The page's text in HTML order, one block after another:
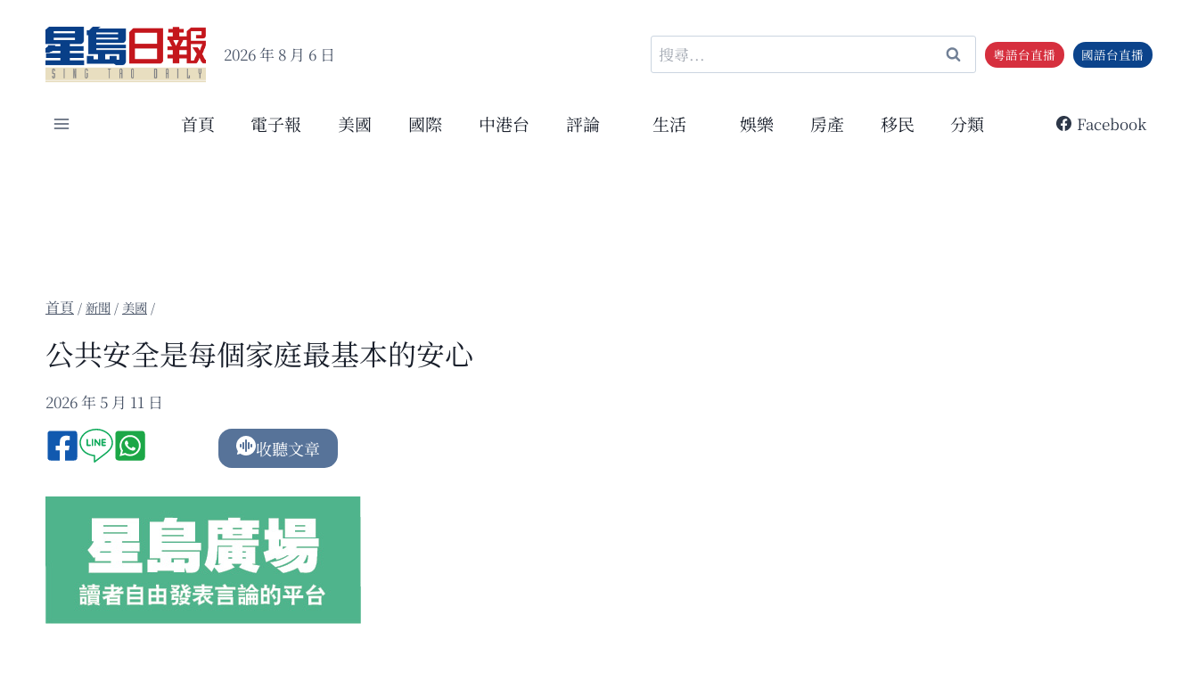
content
2026 年 8 月 6 日
搜
尋
鍵
粵語台直播 國語台直播
首頁 電子報 美國 國際 中港台 評論 生活 娛樂 房產 移民 分類 Facebook
/新聞 / 美國 /
公共安全是每個家庭最基本的安心
2026 年 5 月 11 日
收聽文章